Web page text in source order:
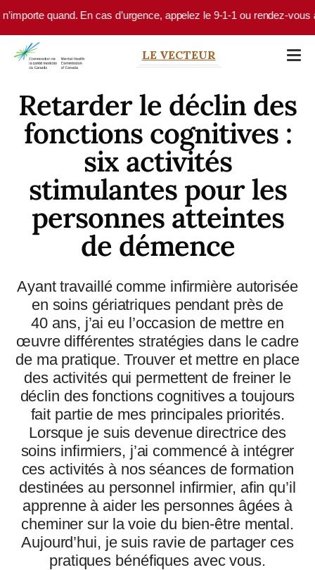
Skip to main content
En cas d’urgence, appelez le 9-1-1 ou rendez-vous à votre
LE VECTEUR
Retarder le déclin des
fonctions cognitives :
six activités
stimulantes pour les
personnes atteintes
de démence
Ayant travaillé comme infirmière autorisée
en soins gériatriques pendant près de
40 ans, j’ai eu l’occasion de mettre en
œuvre différentes stratégies dans le cadre
de ma pratique. Trouver et mettre en place
des activités qui permettent de freiner le
déclin des fonctions cognitives a toujours
fait partie de mes principales priorités.
Lorsque je suis devenue directrice des
soins infirmiers, j’ai commencé à intégrer
ces activités à nos séances de formation
destinées au personnel infirmier, afin qu’il
apprenne à aider les personnes âgées à
cheminer sur la voie du bien-être mental.
Aujourd’hui, je suis ravie de partager ces
pratiques bénéfiques avec vous.